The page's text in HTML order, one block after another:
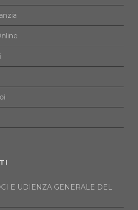
E UDIENZA GENERALE DEL